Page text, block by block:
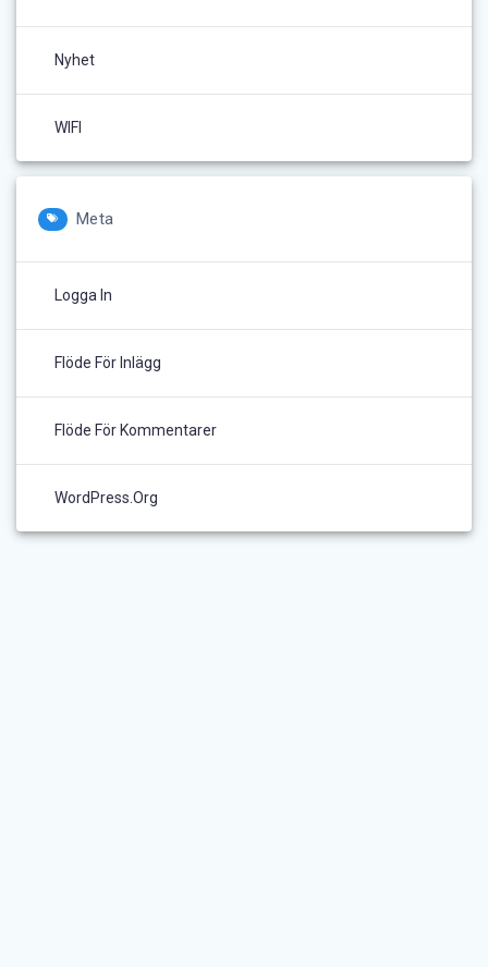
Nyhet
WIFI
Meta
Logga In
Flöde För Inlägg
Flöde För Kommentarer
WordPress.org